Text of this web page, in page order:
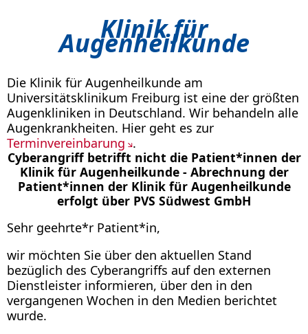
Klinik für
Augenheilkunde
Die Klinik für Augenheilkunde am
Universitätsklinikum Freiburg ist eine der größten
Augenkliniken in Deutschland. Wir behandeln alle
Augenkrankheiten. Hier geht es zur
Terminvereinbarung .
Cyberangriff betrifft nicht die Patient*innen der
Klinik für Augenheilkunde - Abrechnung der
Patient*innen der Klinik für Augenheilkunde
erfolgt über PVS Südwest GmbH
Sehr geehrte*r Patient*in,
wir möchten Sie über den aktuellen Stand
bezüglich des Cyberangriffs auf den externen
Dienstleister informieren, über den in den
vergangenen Wochen in den Medien berichtet
wurde.